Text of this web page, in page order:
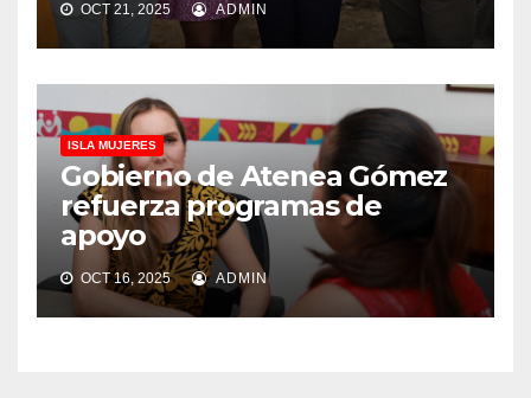
OCT 21, 2025 ADMIN
ISLA MUJERES
Gobierno de Atenea Gómez
refuerza programas de
apoyo
OCT 16, 2025 ADMIN